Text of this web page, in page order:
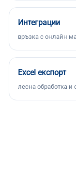
Интеграции
връзка с онлайн
Excel експорт
лесна обработка